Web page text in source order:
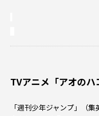
TVアニメ「アオのハ
「週刊少年ジャンプ」（